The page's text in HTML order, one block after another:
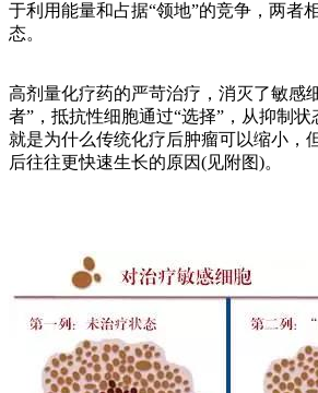
于利用能量和占据“领地”的竞争，两者
态。
高剂量化疗药的严苛治疗，消灭了敏感
者”，抵抗性细胞通过“选择”，从抑制
就是为什么传统化疗后肿瘤可以缩小，
后往往更快速生长的原因(见附图)。